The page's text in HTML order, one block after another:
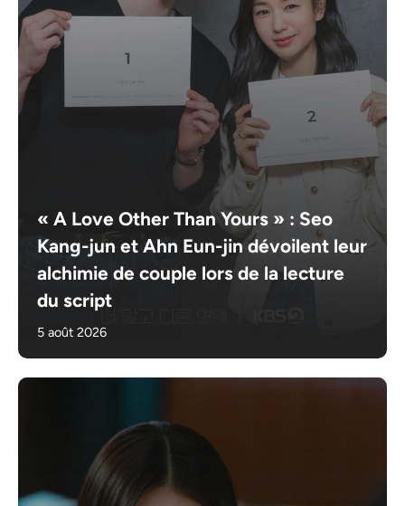
« A Love Other Than Yours » : Seo
Kang-jun et Ahn Eun-jin dévoilent leur
alchimie de couple lors de la lecture
du script
5 août 2026